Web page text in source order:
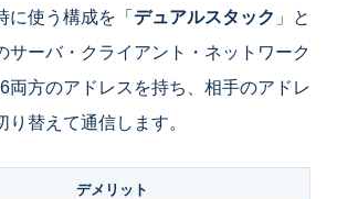
に使う構成を「 デュアルスタック 」と
サーバ・クライアント・ネットワーク
両方のアドレスを持ち、相手のアドレ
り替えて通信します。
デメリット